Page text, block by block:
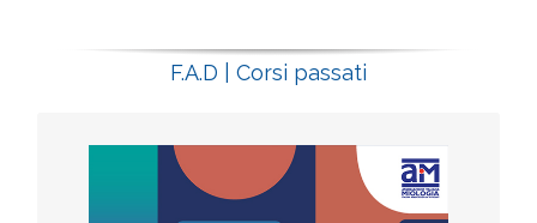
F.A.D | Corsi passati